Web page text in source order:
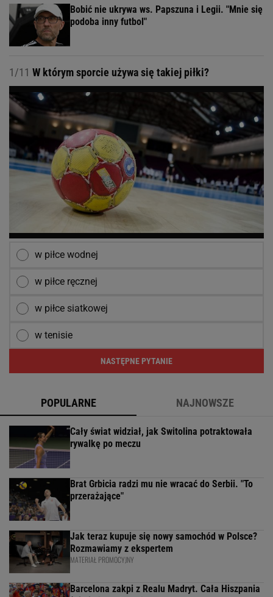
Bobić nie ukrywa ws. Papszuna i Legii. "Mnie się
podoba inny futbol"
1/11 W którym sporcie używa się takiej piłki?
w piłce wodnej
w piłce ręcznej
w piłce siatkowej
w tenisie
NASTĘPNE PYTANIE
POPULARNE NAJNOWSZE
Cały świat widział, jak Switolina potraktowała
rywalkę po meczu
Brat Grbicia radzi mu nie wracać do Serbii. "To
przerażające"
Jak teraz kupuje się nowy samochód w Polsce?
Rozmawiamy z ekspertem
MATERIAŁ PROMOCYJNY
Barcelona zakpi z Realu Madryt. Cała Hiszpania